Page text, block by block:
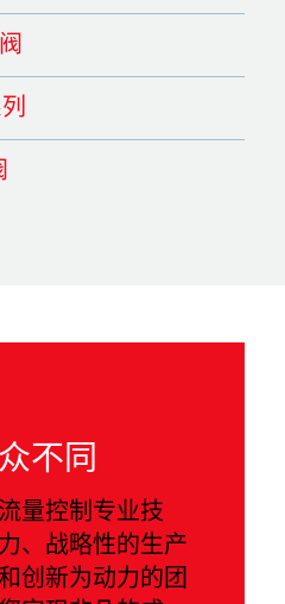
不同
量控制专业技
、战略性的生产
创新为动力的团